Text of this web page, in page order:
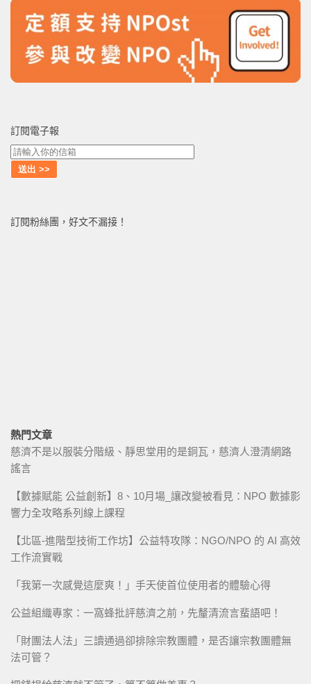
訂閱電子報
訂閱粉絲團，好文不漏接！
熱門文章
慈濟不是以服裝分階級、靜思堂用的是銅瓦，慈濟人澄清網路
謠言
【數據賦能 公益創新】8、10月場_讓改變被看見：NPO 數據影
響力全攻略系列線上課程
【北區-進階型技術工作坊】公益特攻隊：NGO/NPO 的 AI 高效
工作流實戰
「我第一次感覺這麼爽！」手天使首位使用者的體驗心得
公益組織專家：一窩蜂批評慈濟之前，先釐清流言蜚語吧！
「財團法人法」三讀通過卻排除宗教團體，是否讓宗教團體無
法可管？